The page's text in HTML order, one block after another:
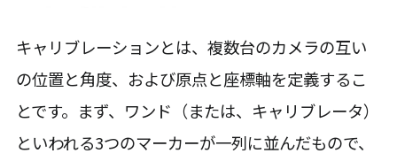
キャリブレーションとは、複数台のカメラの互い
の位置と角度、および原点と座標軸を定義するこ
とです。まず、ワンド（または、キャリブレータ）
といわれる3つのマーカーが一列に並んだもので、